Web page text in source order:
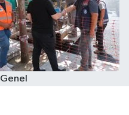
Genel
Süper Lig Puan
Tüm Manşetler
Son Dakika Haberleri